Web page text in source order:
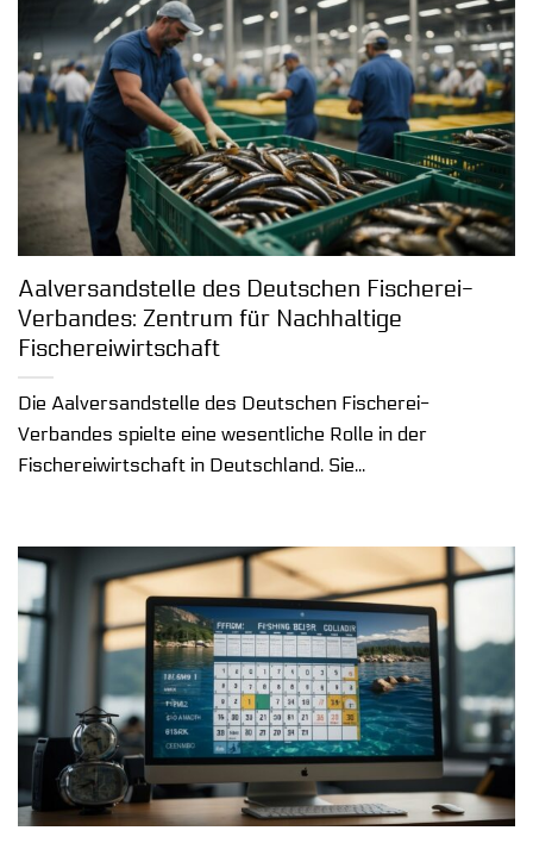
Aalversandstelle des Deutschen Fischerei-
Verbandes: Zentrum für Nachhaltige
Fischereiwirtschaft
Die Aalversandstelle des Deutschen Fischerei-
Verbandes spielte eine wesentliche Rolle in der
Fischereiwirtschaft in Deutschland. Sie...